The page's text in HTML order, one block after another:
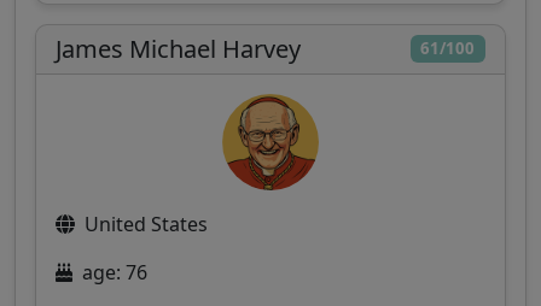
61/100
James Michael Harvey
United States
age: 76